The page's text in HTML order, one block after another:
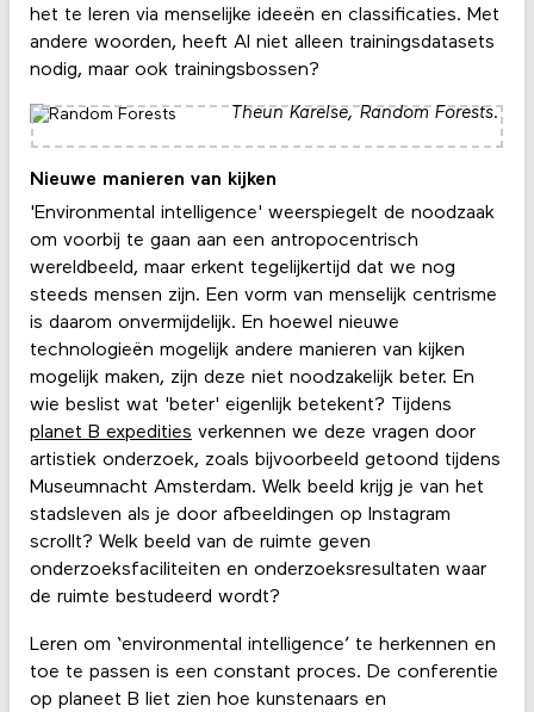
het te leren via menselijke ideeën en classificaties. Met
andere woorden, heeft AI niet alleen trainingsdatasets
nodig, maar ook trainingsbossen?
Theun Karelse, Random Forests.
Nieuwe manieren van kijken
'Environmental intelligence' weerspiegelt de noodzaak
om voorbij te gaan aan een antropocentrisch
wereldbeeld, maar erkent tegelijkertijd dat we nog
steeds mensen zijn. Een vorm van menselijk centrisme
is daarom onvermijdelijk. En hoewel nieuwe
technologieën mogelijk andere manieren van kijken
mogelijk maken, zijn deze niet noodzakelijk beter. En
wie beslist wat 'beter' eigenlijk betekent? Tijdens
planet B expedities verkennen we deze vragen door
artistiek onderzoek, zoals bijvoorbeeld getoond tijdens
Museumnacht Amsterdam. Welk beeld krijg je van het
stadsleven als je door afbeeldingen op Instagram
scrollt? Welk beeld van de ruimte geven
onderzoeksfaciliteiten en onderzoeksresultaten waar
de ruimte bestudeerd wordt?
Leren om ‘environmental intelligence’ te herkennen en
toe te passen is een constant proces. De conferentie
op planeet B liet zien hoe kunstenaars en